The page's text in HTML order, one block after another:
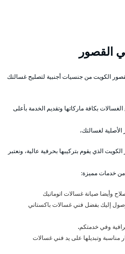
القصور
الكويت من جنسيات أجنبية لتصليح غسالتك
بكافة ماركاتها وتقديم الخدمة بأعلى
لغسالتك،
الذي يقوم بتركيبها بحرفية عالية، ونعتبر
من خدمات مميزة:
وأيضا صيانة غسالات اتوماتيك
إليك بفضل فني غسالات باكستاني
وفي خدمتكم.
مناسبة وتبديلها على يد فني غسالات